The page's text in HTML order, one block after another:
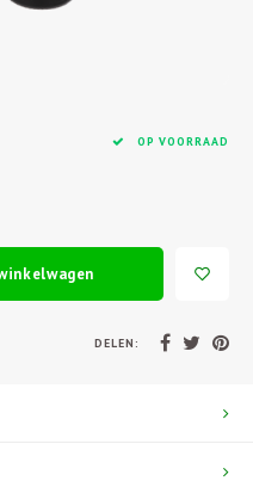
OP VOORRAAD
DELEN: